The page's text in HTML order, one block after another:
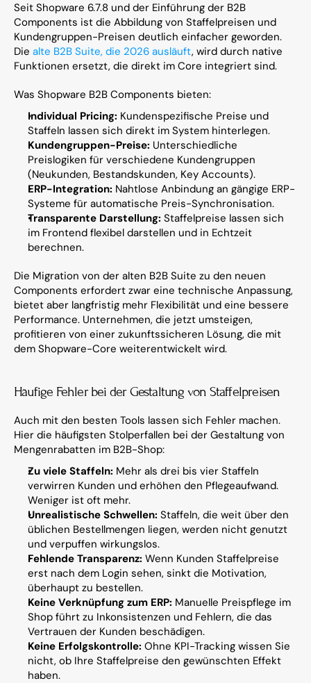
Seit Shopware 6.7.8 und der Einführung der B2B
Components ist die Abbildung von Staffelpreisen und
Kundengruppen-Preisen deutlich einfacher geworden.
Die alte B2B Suite, die 2026 ausläuft, wird durch native
Funktionen ersetzt, die direkt im Core integriert sind.
Was Shopware B2B Components bieten:
Individual Pricing: Kundenspezifische Preise und
Staffeln lassen sich direkt im System hinterlegen.
Kundengruppen-Preise: Unterschiedliche
Preislogiken für verschiedene Kundengruppen
(Neukunden, Bestandskunden, Key Accounts).
ERP-Integration: Nahtlose Anbindung an gängige ERP-
Systeme für automatische Preis-Synchronisation.
Transparente Darstellung: Staffelpreise lassen sich
im Frontend flexibel darstellen und in Echtzeit
berechnen.
Die Migration von der alten B2B Suite zu den neuen
Components erfordert zwar eine technische Anpassung,
bietet aber langfristig mehr Flexibilität und eine bessere
Performance. Unternehmen, die jetzt umsteigen,
profitieren von einer zukunftssicheren Lösung, die mit
dem Shopware-Core weiterentwickelt wird.
Häufige Fehler bei der Gestaltung von Staffelpreisen
Auch mit den besten Tools lassen sich Fehler machen.
Hier die häufigsten Stolperfallen bei der Gestaltung von
Mengenrabatten im B2B-Shop:
Zu viele Staffeln: Mehr als drei bis vier Staffeln
verwirren Kunden und erhöhen den Pflegeaufwand.
Weniger ist oft mehr.
Unrealistische Schwellen: Staffeln, die weit über den
üblichen Bestellmengen liegen, werden nicht genutzt
und verpuffen wirkungslos.
Fehlende Transparenz: Wenn Kunden Staffelpreise
erst nach dem Login sehen, sinkt die Motivation,
überhaupt zu bestellen.
Keine Verknüpfung zum ERP: Manuelle Preispflege im
Shop führt zu Inkonsistenzen und Fehlern, die das
Vertrauen der Kunden beschädigen.
Keine Erfolgskontrolle: Ohne KPI-Tracking wissen Sie
nicht, ob Ihre Staffelpreise den gewünschten Effekt
haben.